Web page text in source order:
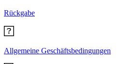
Rückgabe
Allgemeine Geschäftsbedingungen